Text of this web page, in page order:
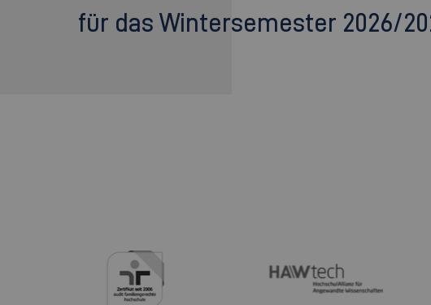
für das Wintersemester 2026/